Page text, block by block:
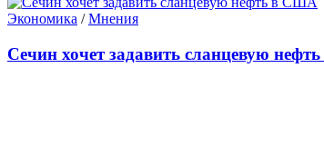
Экономика /Мнения
Сечин хочет задавить сланцевую